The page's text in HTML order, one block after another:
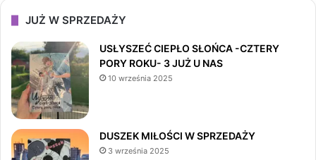
c
e
b
k
a
T
o
JUŻ W SPRZEDAŻY
USŁYSZEĆ CIEPŁO SŁOŃCA -CZTERY
PORY ROKU- 3 JUŻ U NAS
10 września 2025
DUSZEK MIŁOŚCI W SPRZEDAŻY
3 września 2025